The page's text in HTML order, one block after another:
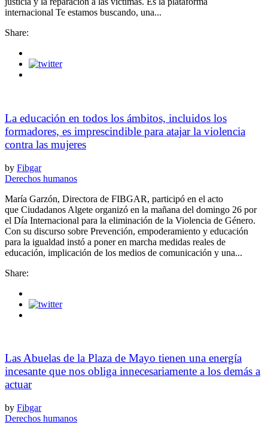
internacional Te estamos buscando, una...
Share:
La educación en todos los ámbitos, incluidos los
formadores, es imprescindible para atajar la violencia
contra las mujeres
by Fibgar
Derechos humanos
María Garzón, Directora de FIBGAR, participó en el acto
que Ciudadanos Algete organizó en la mañana del domingo 26 por
el Día Internacional para la eliminación de la Violencia de Género.
Con su discurso sobre Prevención, empoderamiento y educación
para la igualdad instó a poner en marcha medidas reales de
educación, implicación de los medios de comunicación y una...
Share:
Las Abuelas de la Plaza de Mayo tienen una energía
incesante que nos obliga innecesariamente a los demás a
actuar
by Fibgar
Derechos humanos